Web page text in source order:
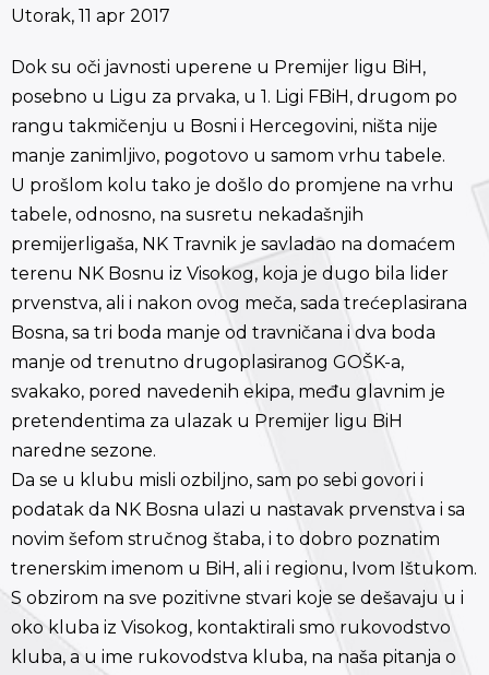
Utorak, 11 apr 2017
Dok su oči javnosti uperene u Premijer ligu BiH,
posebno u Ligu za prvaka, u 1. Ligi FBiH, drugom po
rangu takmičenju u Bosni i Hercegovini, ništa nije
manje zanimljivo, pogotovo u samom vrhu tabele.
U prošlom kolu tako je došlo do promjene na vrhu
tabele, odnosno, na susretu nekadašnjih
premijerligaša, NK Travnik je savladao na domaćem
terenu NK Bosnu iz Visokog, koja je dugo bila lider
prvenstva, ali i nakon ovog meča, sada trećeplasirana
Bosna, sa tri boda manje od travničana i dva boda
manje od trenutno drugoplasiranog GOŠK-a,
svakako, pored navedenih ekipa, među glavnim je
pretendentima za ulazak u Premijer ligu BiH
naredne sezone.
Da se u klubu misli ozbiljno, sam po sebi govori i
podatak da NK Bosna ulazi u nastavak prvenstva i sa
novim šefom stručnog štaba, i to dobro poznatim
trenerskim imenom u BiH, ali i regionu, Ivom Ištukom.
S obzirom na sve pozitivne stvari koje se dešavaju u i
oko kluba iz Visokog, kontaktirali smo rukovodstvo
kluba, a u ime rukovodstva kluba, na naša pitanja o